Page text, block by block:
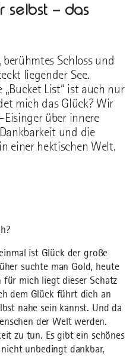
selbst – das
Schloss und
liegender See.
List“ ist auch nur
mich das Glück? Wir
über innere
und die
einer hektischen Welt.
ist Glück der große
suchte man Gold, heute
für mich liegt dieser Schatz
dem Glück führt dich an
nahe sein kannst. Und da
der Welt werden.
zu tun. Es gibt ein schönes
unbedingt dankbar,